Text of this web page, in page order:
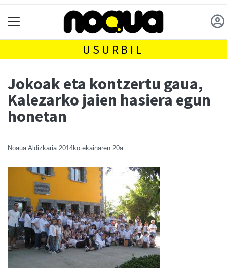
USURBIL
Jokoak eta kontzertu gaua,
Kalezarko jaien hasiera egun
honetan
Noaua Aldizkaria 2014ko ekainaren 20a